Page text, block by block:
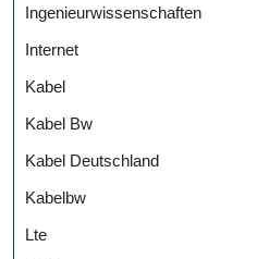
Ingenieurwissenschaften
Internet
Kabel
Kabel Bw
Kabel Deutschland
Kabelbw
Lte